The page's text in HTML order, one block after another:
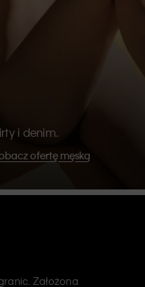
i denim.
ofertę męską
Założona